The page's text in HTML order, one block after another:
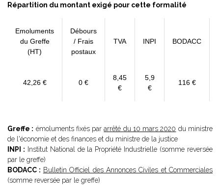
Répartition du montant exigé pour cette formalité
Emoluments
du Greffe
(HT)
Débours
/ Frais
postaux
TVA INPI BODACC
42,26 € 0 €
8,45
€
5,9
€
116 €
Greffe : émoluments fixés pararrêté du 10 mars 2020 du ministre
de l'économie et des finances et du ministre de la justice
INPI : Institut National de la Propriété Industrielle (somme reversée
par le greffe)
BODACC : Bulletin Officiel des Annonces Civiles et Commerciales
(somme reversée par le greffe)